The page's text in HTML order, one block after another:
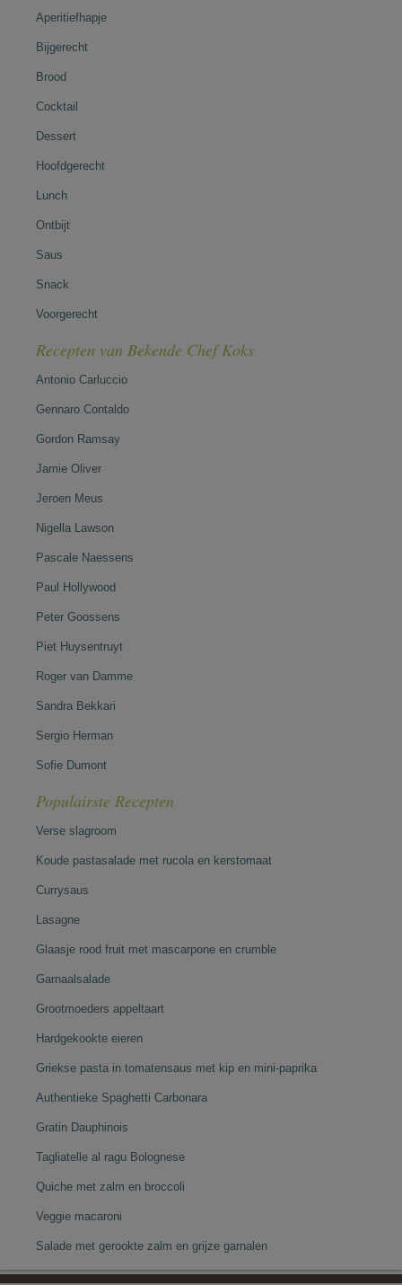
Aperitiefhapje
Bijgerecht
Brood
Cocktail
Dessert
Hoofdgerecht
Lunch
Ontbijt
Saus
Snack
Voorgerecht
Recepten van Bekende Chef Koks
Antonio Carluccio
Gennaro Contaldo
Gordon Ramsay
Jamie Oliver
Jeroen Meus
Nigella Lawson
Pascale Naessens
Paul Hollywood
Peter Goossens
Piet Huysentruyt
Roger van Damme
Sandra Bekkari
Sergio Herman
Sofie Dumont
Populairste Recepten
Verse slagroom
Koude pastasalade met rucola en kerstomaat
Currysaus
Lasagne
Glaasje rood fruit met mascarpone en crumble
Garnaalsalade
Grootmoeders appeltaart
Hardgekookte eieren
Griekse pasta in tomatensaus met kip en mini-paprika
Authentieke Spaghetti Carbonara
Gratin Dauphinois
Tagliatelle al ragu Bolognese
Quiche met zalm en broccoli
Veggie macaroni
Salade met gerookte zalm en grijze garnalen